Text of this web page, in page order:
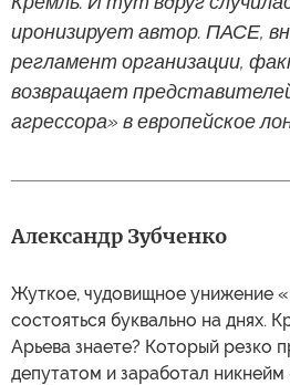
иронизирует автор. ПАСЕ,
регламент организации,
возвращает
агрессора» в европейское
Александр Зубченко
Жуткое, чудовищное унижение
состояться буквально на днях.
Арьева знаете? Который резко
депутатом и заработал